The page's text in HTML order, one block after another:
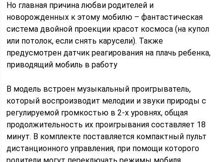
Но главная причина любви родителей и
новорожденных к этому мобилю – фантастическая
система двойной проекции красот космоса (на купол
или потолок, если снять карусели). Также
предусмотрен датчик реагирования на плачь ребенка,
приводящий мобиль в работу
В модель встроен музыкальный проигрыватель,
который воспроизводит мелодии и звуки природы с
регулируемой громкостью в 2-х уровнях, общая
продолжительность их проигрывания составляет 18
минут. В комплекте поставляется компактный пульт
дистанционного управления, при помощи которого